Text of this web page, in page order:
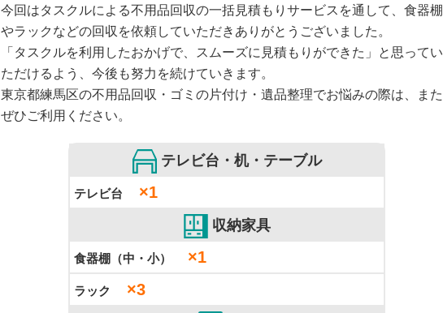
今回はタスクルによる不用品回収の一括見積もりサービスを通して、食器棚
やラックなどの回収を依頼していただきありがとうございました。
「タスクルを利用したおかげで、スムーズに見積もりができた」と思ってい
ただけるよう、今後も努力を続けていきます。
東京都練馬区の不用品回収・ゴミの片付け・遺品整理でお悩みの際は、また
ぜひご利用ください。
テレビ台・机・テーブル
テレビ台 ×1
収納家具
食器棚（中・小） ×1
ラック ×3